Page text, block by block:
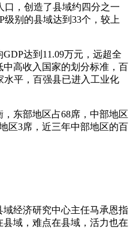
口，创造了县域约四分之一
级别的县域达到33个，较上
达到11.09万元，远超全
高收入国家的划分标准，百
水平，百强县已进入工业化
东部地区占68席，中部地区
区3席，近三年中部地区的百
经济研究中心主任马承恩指
域，难点在县域，活力也在